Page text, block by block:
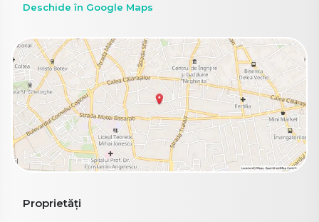
Deschide în Google Maps
Proprietăți